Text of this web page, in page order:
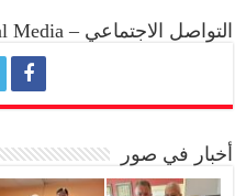
التواصل الاجتماعي – Social Media
أخبار في صور